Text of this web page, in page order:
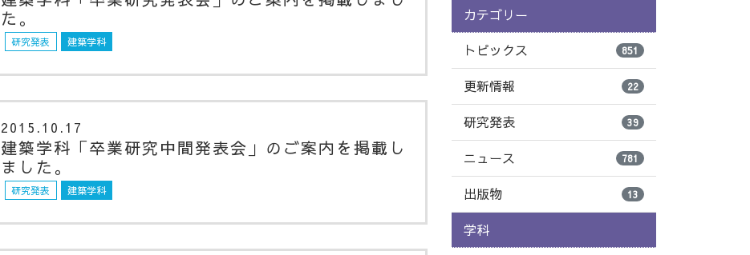
た。
研究発表 建築学科
2015.10.17
建築学科「卒業研究中間発表会」のご案内を掲載し
ました。
研究発表 建築学科
カテゴリー
トピックス 851
更新情報 22
研究発表 39
ニュース 781
出版物 13
学科